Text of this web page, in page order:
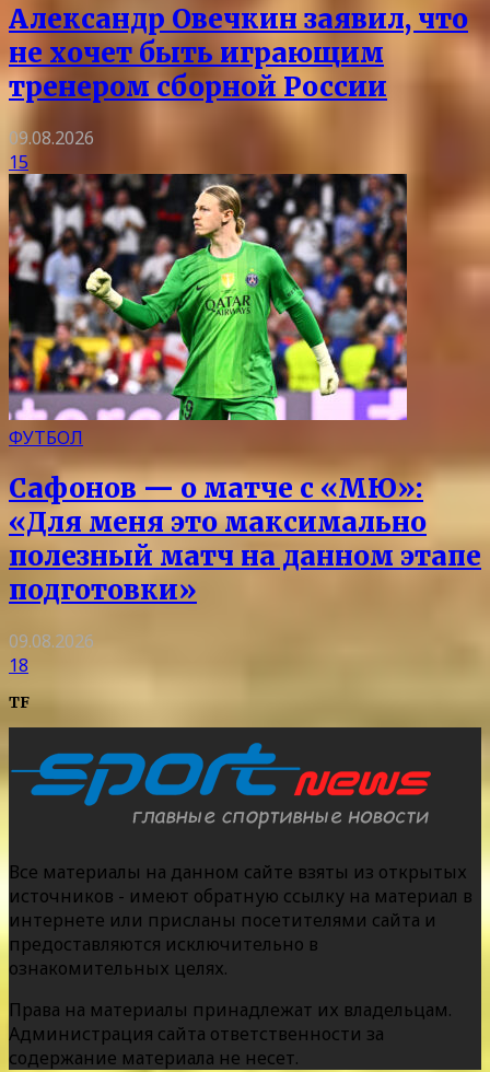
Александр Овечкин заявил, что
не хочет быть играющим
тренером сборной России
09.08.2026
15
ФУТБОЛ
Сафонов — о матче с «МЮ»:
«Для меня это максимально
полезный матч на данном этапе
подготовки»
09.08.2026
18
TF
Все материалы на данном сайте взяты из открытых
источников - имеют обратную ссылку на материал в
интернете или присланы посетителями сайта и
предоставляются исключительно в
ознакомительных целях.
Права на материалы принадлежат их владельцам.
Администрация сайта ответственности за
содержание материала не несет.